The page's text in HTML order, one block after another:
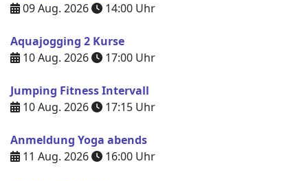
09 Aug. 2026
14:00 Uhr
Aquajogging 2 Kurse
10 Aug. 2026
17:00 Uhr
Jumping Fitness Intervall
10 Aug. 2026
17:15 Uhr
Anmeldung Yoga abends
11 Aug. 2026
16:00 Uhr